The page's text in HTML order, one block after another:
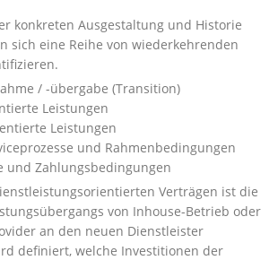
konkreten Ausgestaltung und Historie
sich eine Reihe von wiederkehrenden
/ -übergabe (Transition)
Leistungen
Leistungen
und Rahmenbedingungen
und Zahlungsbedingungen
Verträgen ist die
von Inhouse-Betrieb oder
an den neuen Dienstleister
definiert, welche Investitionen der